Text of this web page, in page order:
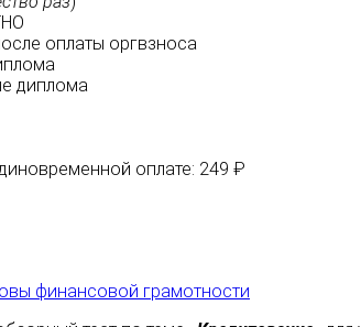
оплаты оргвзноса
диплома
оплате: 249 ₽
финансовой грамотности